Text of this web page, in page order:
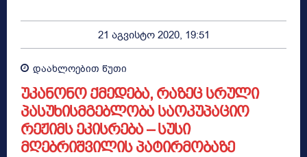
21 აგვისტო 2020, 19:51
დაახლოებით წუთი
უკანონო ქმედება, რაზეც სრული
პასუხისმგებლობა საოკუპაციო
რეჟიმს ეკისრება – სუსი
მღებრიშვილის პატირმობაზე